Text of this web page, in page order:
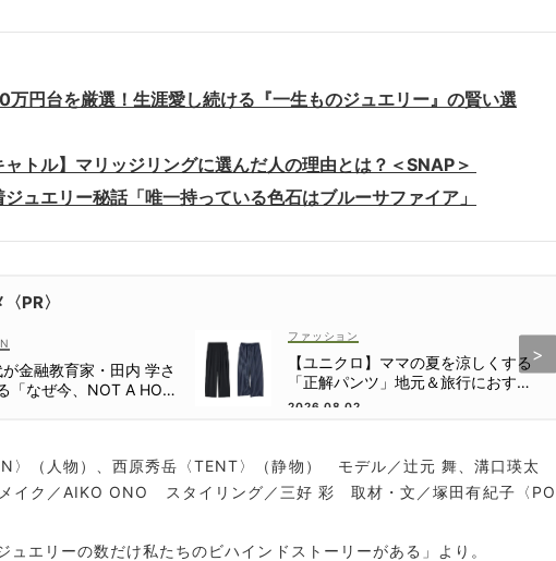
万円台を厳選！生涯愛し続ける『一生ものジュエリー』の賢い選
ャトル】マリッジリングに選んだ人の理由とは？＜SNAP＞
ュエリー秘話「唯一持っている色石はブルーサファイア」
PR〉
が金融教育家・田内 学さ
「なぜ今、NOT A HOTE
ファッション
【ユニクロ】ママの夏を涼しくする
「正解パンツ」地元＆旅行におすす
めは？
2026.08.02
〉（人物）、西原秀岳〈TENT〉（静物） モデル／辻元 舞、溝口瑛太
ク／AIKO ONO スタイリング／三好 彩 取材・文／塚田有紀子〈PO
ュエリーの数だけ私たちのビハインドストーリーがある」より。